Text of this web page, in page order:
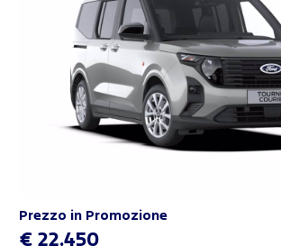
Prezzo in Promozione
€ 22.450